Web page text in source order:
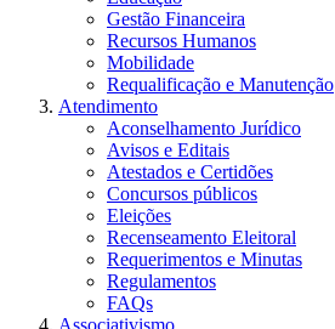
Gestão Financeira
Recursos Humanos
Mobilidade
Requalificação e Manutenção
Atendimento
Aconselhamento Jurídico
Avisos e Editais
Atestados e Certidões
Concursos públicos
Eleições
Recenseamento Eleitoral
Requerimentos e Minutas
Regulamentos
FAQs
Associativismo